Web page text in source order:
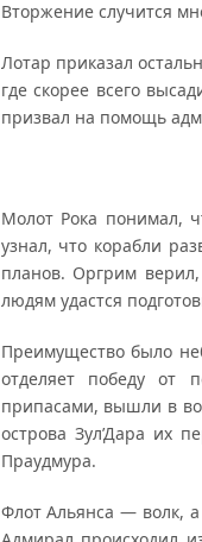
Вторжение случится
Лотар приказал
где скорее всего
призвал на помощь
Молот Рока понимал,
узнал, что корабли
планов. Оргрим
людям удастся
Преимущество было
отделяет победу от
припасами, вышли в
острова Зул’Дара их
Праудмура.
Флот Альянса — волк,